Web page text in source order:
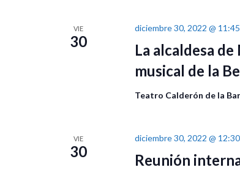
VIE
30
La alcaldesa
musical de la
diciembre 30, 2022 @
Teatro Calderón de la
VIE
30 Reunión
diciembre 30, 2022 @